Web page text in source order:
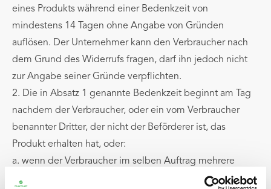
eines Produkts während einer Bedenkzeit von
mindestens 14 Tagen ohne Angabe von Gründen
auflösen. Der Unternehmer kann den Verbraucher nach
dem Grund des Widerrufs fragen, darf ihn jedoch nicht
zur Angabe seiner Gründe verpflichten.
2. Die in Absatz 1 genannte Bedenkzeit beginnt am Tag
nachdem der Verbraucher, oder ein vom Verbraucher
benannter Dritter, der nicht der Beförderer ist, das
Produkt erhalten hat, oder:
a. wenn der Verbraucher im selben Auftrag mehrere
Produkte bestellt hat: der Tag, an dem der Verbraucher,